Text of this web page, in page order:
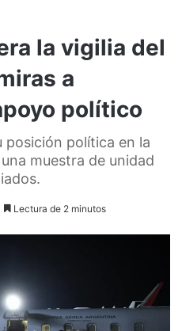
la vigilia del
a
político
posición política en la
muestra de unidad
Lectura de 2 minutos